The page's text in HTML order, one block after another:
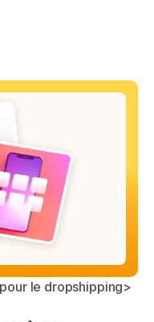
le dropshipping>